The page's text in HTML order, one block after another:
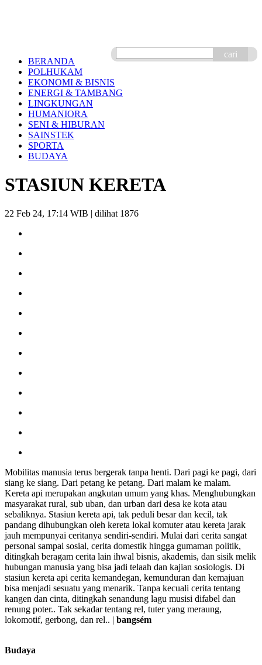
cari
BERANDA
POLHUKAM
EKONOMI & BISNIS
ENERGI & TAMBANG
LINGKUNGAN
HUMANIORA
SENI & HIBURAN
SAINSTEK
SPORTA
BUDAYA
STASIUN KERETA
22 Feb 24, 17:14 WIB | dilihat 1876
Mobilitas manusia terus bergerak tanpa henti. Dari pagi ke pagi, dari
siang ke siang. Dari petang ke petang. Dari malam ke malam.
Kereta api merupakan angkutan umum yang khas. Menghubungkan
masyarakat rural, sub uban, dan urban dari desa ke kota atau
sebaliknya. Stasiun kereta api, tak peduli besar dan kecil, tak
pandang dihubungkan oleh kereta lokal komuter atau kereta jarak
jauh mempunyai ceritanya sendiri-sendiri. Mulai dari cerita sangat
personal sampai sosial, cerita domestik hingga gumaman politik,
ditingkah beragam cerita lain ihwal bisnis, akademis, dan sisik melik
hubungan manusia yang bisa jadi telaah dan kajian sosiologis. Di
stasiun kereta api cerita kemandegan, kemunduran dan kemajuan
bisa menjadi sesuatu yang menarik. Tanpa kecuali cerita tentang
kangen dan cinta, ditingkah senandung lagu musisi difabel dan
renung poter.. Tak sekadar tentang rel, tuter yang meraung,
lokomotif, gerbong, dan rel.. | bangsém
Budaya